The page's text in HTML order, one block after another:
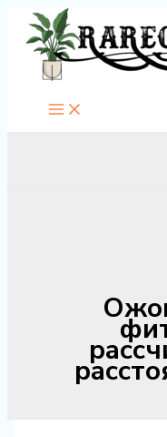
Перейти
содержимому